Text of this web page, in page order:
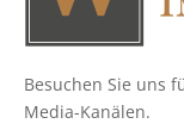
Besuchen Sie uns
Media-Kanälen.